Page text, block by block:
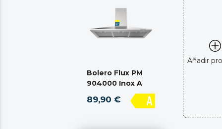
Bolero Flux PM
904000 Inox A
89,90 €
Añadir